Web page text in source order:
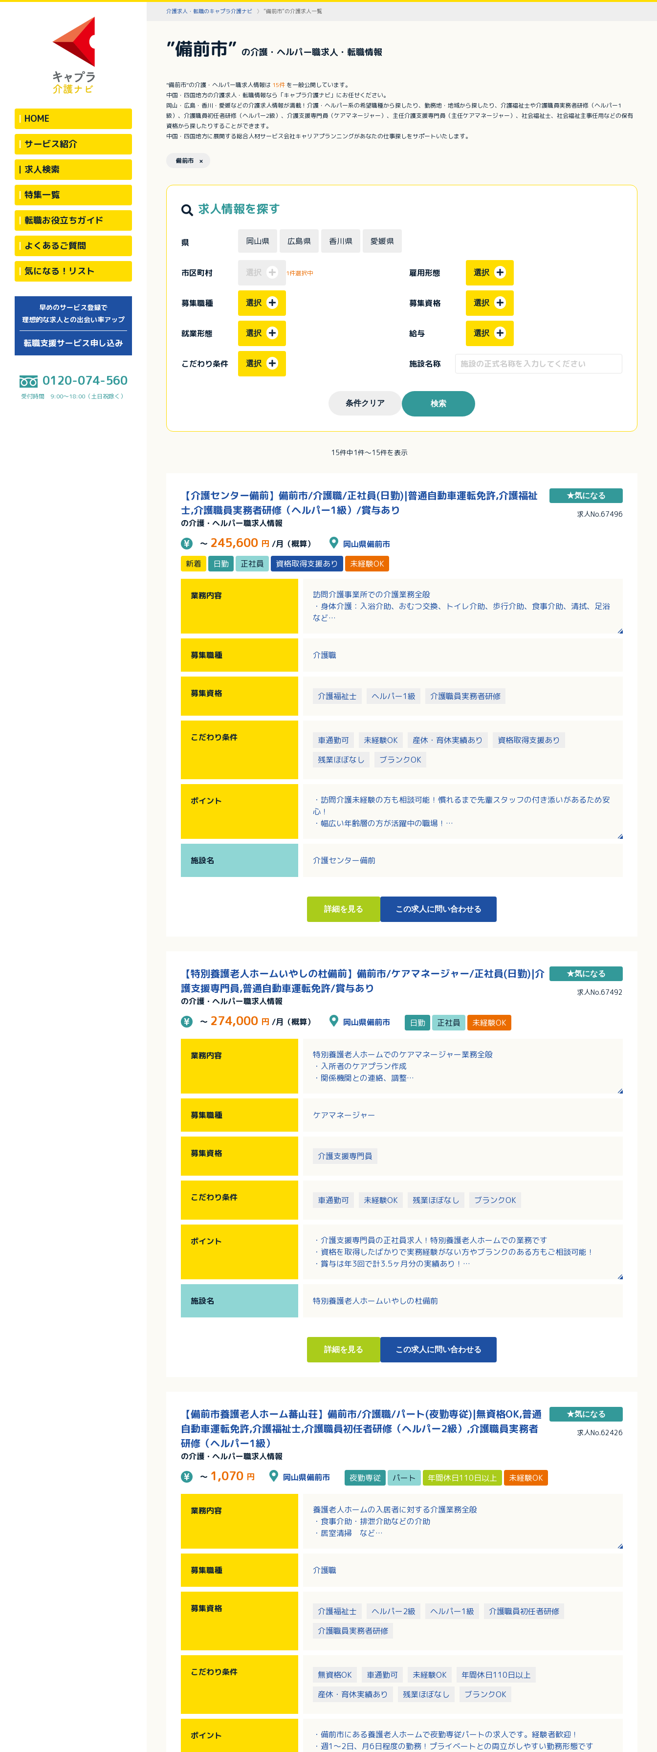
HOME
サービス紹介
求人検索
特集一覧
転職お役立ちガイド
よくあるご質問
気になる！リスト
早めのサービス登録で
理想的な求人との出会い率アップ
転職支援サービス申し込み
0120-074-560
受付時間 9:00～18:00（土日祝除く）
介護求人・転職のキャプラ介護ナビ ”備前市”の介護求人一覧
”備前市” の介護・ヘルパー職求人・転職情報
”備前市”の介護・ヘルパー職求人情報は 15件 を一般公開しています。
中国・四国地方の介護求人・転職情報なら「キャプラ介護ナビ」にお任せください。
岡山・広島・香川・愛媛などの介護求人情報が満載！介護・ヘルパー系の希望職種から探したり、勤務地・地域から探したり、介護福祉士や介護職員実務者研修（ヘルパー1
級）、介護職員初任者研修（ヘルパー2級）、介護支援専門員（ケアマネージャー）、主任介護支援専門員（主任ケアマネージャー）、社会福祉士、社会福祉主事任用などの保有
資格から探したりすることができます。
中国・四国地方に展開する総合人材サービス会社キャリアプランニングがあなたの仕事探しをサポートいたします。
備前市 ×
求人情報を探す
県 岡山県 広島県 香川県 愛媛県
市区町村 選択 1件選択中 雇用形態 選択
募集職種 選択 募集資格 選択
就業形態 選択 給与 選択
こだわり条件 選択 施設名称
条件クリア 検索
15件中1件～15件を表示
【介護センター備前】備前市/介護職/正社員(日勤)|普通自動車運転免許,介護福祉
士,介護職員実務者研修（ヘルパー1級）/賞与あり
の介護・ヘルパー職求人情報
～ 245,600 円 /月（概算）
岡山県備前市
新着
日勤 正社員 資格取得支援あり 未経験OK
★気になる
求人No.67496
業務内容
訪問介護事業所での介護業務全般
・身体介護：入浴介助、おむつ交換、トイレ介助、歩行介助、食事介助、清拭、足浴
など
募集職種 介護職
募集資格 介護福祉士 ヘルパー1級 介護職員実務者研修
こだわり条件 車通勤可 未経験OK 産休・育休実績あり
資格取得支援あり
残業ほぼなし
ブランクOK
ポイント
・訪問介護未経験の方も相談可能！慣れるまで先輩スタッフの付き添いがあるため安
心！
・幅広い年齢層の方が活躍中の職場！
ップ！
施設名 介護センター備前
詳細を見る この求人に問い合わせる
【特別養護老人ホームいやしの杜備前】備前市/ケアマネージャー/正社員(日勤)|介
護支援専門員,普通自動車運転免許/賞与あり
の介護・ヘルパー職求人情報
～ 274,000 円 /月（概算） 岡山県備前市 日勤 正社員 未経験OK
★気になる
求人No.67492
業務内容
特別養護老人ホームでのケアマネージャー業務全般
・入所者のケアプラン作成
・関係機関との連絡、調整
募集職種 ケアマネージャー
募集資格 介護支援専門員
こだわり条件 車通勤可 未経験OK 残業ほぼなし ブランクOK
ポイント
・介護支援専門員の正社員求人！特別養護老人ホームでの業務です
・資格を取得したばかりで実務経験がない方やブランクのある方もご相談可能！
・賞与は年3回で計3.5ヶ月分の実績あり！
施設名
特別養護老人ホームいやしの杜備前
詳細を見る この求人に問い合わせる
【備前市養護老人ホーム蕃山荘】備前市/介護職/パート(夜勤専従)|無資格OK,普通
自動車運転免許,介護福祉士,介護職員初任者研修（ヘルパー2級）,介護職員実務者
研修（ヘルパー1級）
の介護・ヘルパー職求人情報
～ 1,070 円 岡山県備前市 夜勤専従 パート 年間休日110日以上 未経験OK
★気になる
求人No.62426
業務内容
養護老人ホームの入居者に対する介護業務全般
・食事介助・排泄介助などの介助
・居室清掃 など
募集職種 介護職
募集資格 介護福祉士 ヘルパー2級 ヘルパー1級
介護職員初任者研修
介護職員実務者研修
こだわり条件 無資格OK 車通勤可 未経験OK
年間休日110日以上
産休・育休実績あり
残業ほぼなし ブランクOK
ポイント
・備前市にある養護老人ホームで夜勤専従パートの求人です。経験者歓迎！
・週1～2日、月6日程度の勤務！プライベートとの両立がしやすい勤務形態です